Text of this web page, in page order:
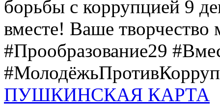
борьбы с коррупцией 9
вместе! Ваше творчество
#Прообразование29
ПУШКИНСКАЯ КАРТА